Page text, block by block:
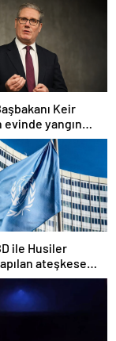
Keir
evinde yangın
ile Husiler
ateşkese